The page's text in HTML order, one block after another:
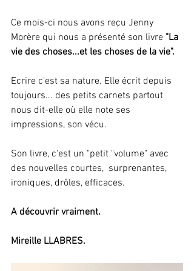
Ce mois-ci nous avons reçu Jenny
Morère qui nous a présenté son livre "La
vie des choses...et les choses de la vie".
Ecrire c'est sa nature. Elle écrit depuis
toujours... des petits carnets partout
nous dit-elle où elle note ses
impressions, son vécu.
Son livre, c'est un "petit "volume" avec
des nouvelles courtes,  surprenantes,
ironiques, drôles, efficaces.
A découvrir vraiment.
Mireille LLABRES.